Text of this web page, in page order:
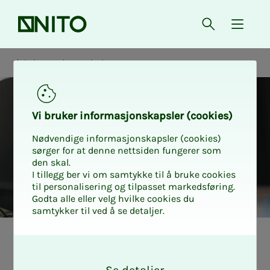
Front page Open{
Salary and negotiations
Vi bruk­er in­­­for­­masjon­skap­sler (cook­ies)
Nødvendige informasjonskapsler (cookies)
sørger for at denne nettsiden fungerer som
den skal.
I tillegg ber vi om samtykke til å bruke cookies
til personalisering og tilpasset markedsføring.
Godta alle eller velg hvilke cookies du
samtykker til ved å se detaljer.